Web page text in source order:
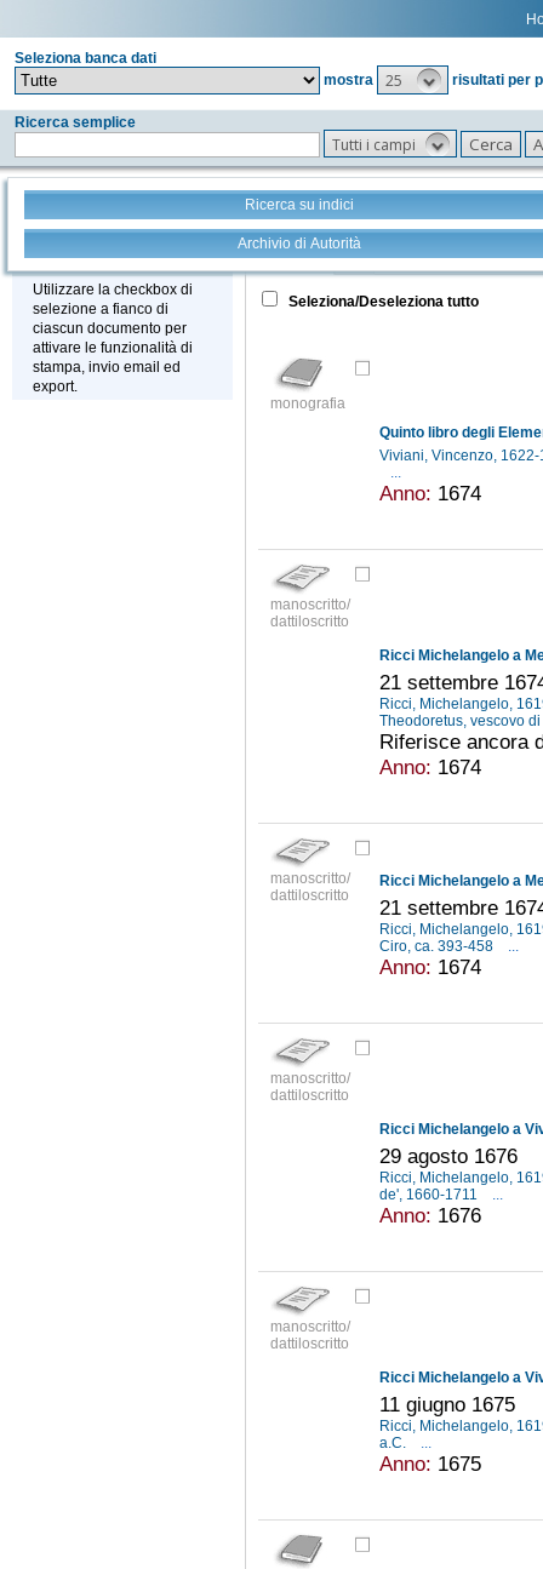
Seleziona banca dati
mostra
25 risultati per
Ricerca semplice
Tutti i campi
Ricerca su indici
Archivio di Autorità
Stampa - Email - Export
Utilizzare la checkbox di
selezione a fianco di
ciascun documento per
attivare le funzionalità di
stampa, invio email ed
export.
Tutto +
Seleziona/Deseleziona tutto
monografia
Viviani, Vincenzo,
...
Anno: 1674
manoscritto/
dattiloscritto
Ricci Michelangelo a
21 settembre
Ricci, Michelangelo,
Theodoretus, vescovo
Riferisce ancora
Anno: 1674
manoscritto/
dattiloscritto
Ricci Michelangelo a
21 settembre
Ricci, Michelangelo,
Ciro, ca. 393-458
...
Anno: 1674
manoscritto/
dattiloscritto
Ricci Michelangelo a
29 agosto 1676
Ricci, Michelangelo,
de', 1660-1711
Anno: 1676
manoscritto/
dattiloscritto
Ricci Michelangelo a
11 giugno 1675
Ricci, Michelangelo,
a.C.
Anno: 1675